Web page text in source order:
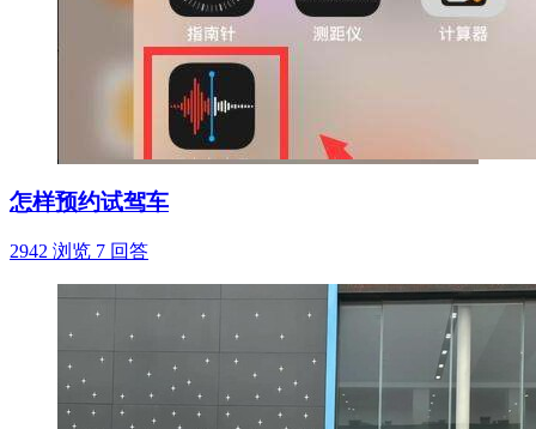
怎样预约试驾车
2942 浏览 7 回答